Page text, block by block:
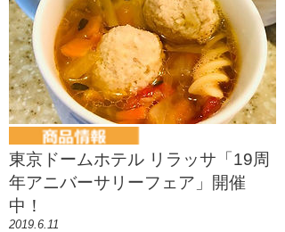
東京ドームホテル リラッサ「19周
年アニバーサリーフェア」開催
中！
2019.6.11